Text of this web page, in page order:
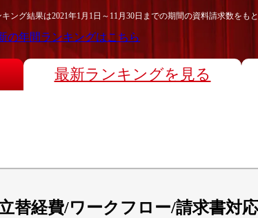
ング結果は2021年1月1日～ 11月30日 までの期間の資料請求数をも
の年間ランキングはこちら
最新ランキングを見る
替経費/ワークフロー/請求書対応